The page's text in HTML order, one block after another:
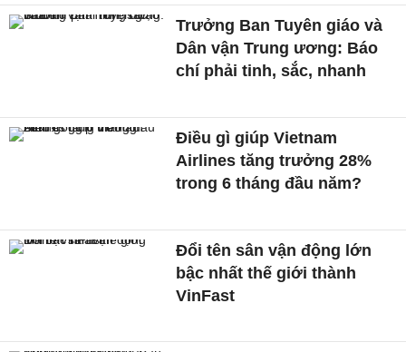
Trưởng Ban Tuyên giáo và
Dân vận Trung ương: Báo
chí phải tinh, sắc, nhanh
Điều gì giúp Vietnam
Airlines tăng trưởng 28%
trong 6 tháng đầu năm?
Đổi tên sân vận động lớn
bậc nhất thế giới thành
VinFast